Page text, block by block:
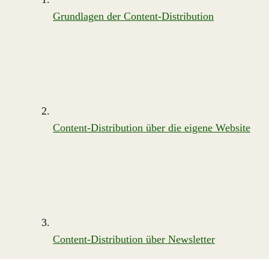
Grundlagen der Content-Distribution
Content-Distribution über die eigene Website
Content-Distribution über Newsletter